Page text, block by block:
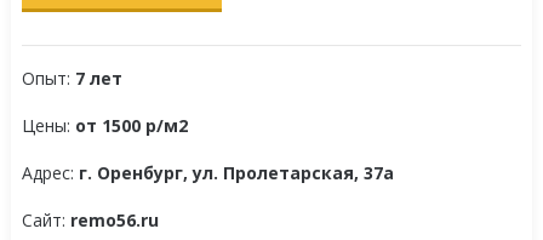
Опыт: 7 лет
Цены: от 1500 р/м2
Адрес: г. Оренбург, ул. Пролетарская, 37а
Сайт: remo56.ru